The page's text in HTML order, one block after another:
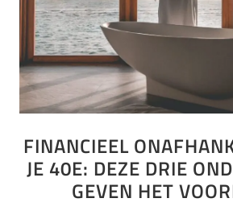
FINANCIEEL
JE 40E: DEZE DRIE
GEVEN HET